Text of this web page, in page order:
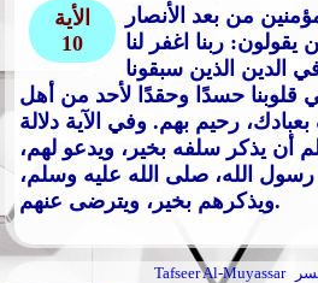
الأية
10
من بعد الأنصار
يقولون: ربنا اغفر لنا
في الدين الذين سبقونا
قلوبنا حسدًا وحقدًا لأحد من أهل
بعبادك، رحيم بهم. وفي الآية دلالة
أن يذكر سلفه بخير، ويدعو لهم،
الله، صلى الله عليه وسلم،
ويذكرهم بخير، ويترضى عنهم.
Tafseer Al-Muyassar